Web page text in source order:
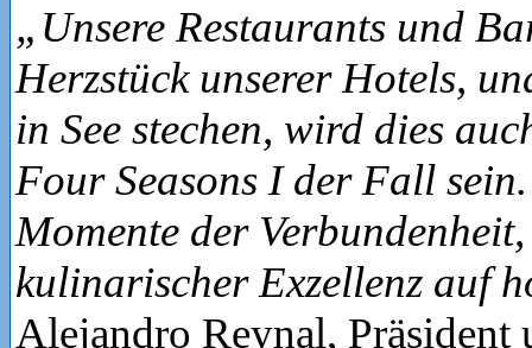
„Unsere Restaurants und
Herzstück unserer Hotels,
in See stechen, wird dies
Four Seasons I der Fall
Momente der
kulinarischer Exzellenz auf
Alejandro Reynal, Präsident